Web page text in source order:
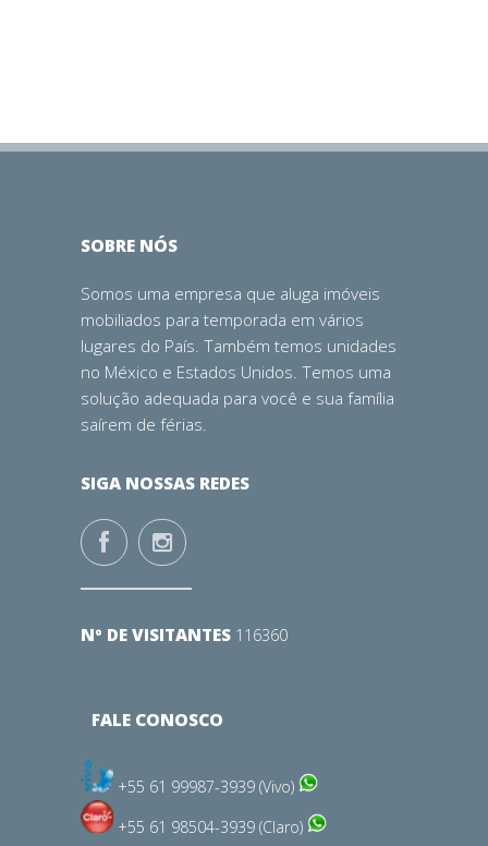
SOBRE NÓS
Somos uma empresa que aluga imóveis
mobiliados para temporada em vários
lugares do País. Também temos unidades
no México e Estados Unidos. Temos uma
solução adequada para você e sua família
saírem de férias.
SIGA NOSSAS REDES
Nº DE VISITANTES 116360
FALE CONOSCO
+55 61 99987-3939 (Vivo)
+55 61 98504-3939 (Claro)